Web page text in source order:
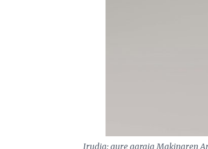
Irudia: gure garaia Makinaren